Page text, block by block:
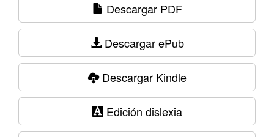
Descargar PDF
Descargar ePub
Descargar Kindle
Edición dislexia